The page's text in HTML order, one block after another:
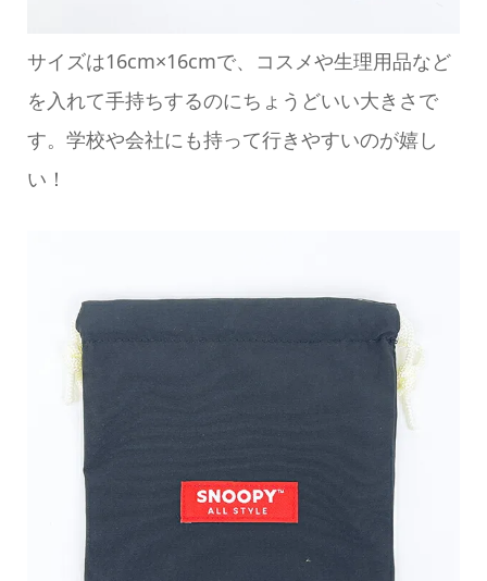
サイズは16cm×16cmで、コスメや生理用品など
を入れて手持ちするのにちょうどいい大きさで
す。学校や会社にも持って行きやすいのが嬉し
い！